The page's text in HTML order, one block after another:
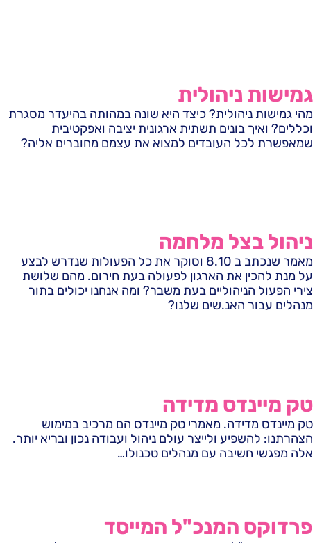
גמישות ניהולית
מהי גמישות ניהולית? כיצד היא שונה במהותה בהיעדר מסגרת
וכללים? ואיך בונים תשתית ארגונית יציבה ואפקטיבית
שמאפשרת לכל העובדים למצוא את עצמם מחוברים אליה?
ניהול בצל מלחמה
מאמר שנכתב ב 8.10 וסוקר את כל הפעולות שנדרש לבצע
על מנת להכין את הארגון לפעולה בעת חירום. מהם שלושת
צירי הפעול הניהוליים בעת משבר? ומה אנחנו יכולים בתור
מנהלים עבור האנ.שים שלנו?
טק מיינדס מדידה
טק מיינדס מדידה. מאמרי טק מיינדס הם מרכיב במימוש
הצהרתנו: להשפיע ולייצר עולם ניהול ועבודה נכון ובריא יותר.
אלה מפגשי חשיבה עם מנהלים טכנולו…
פרדוקס המנכ"ל המייסד